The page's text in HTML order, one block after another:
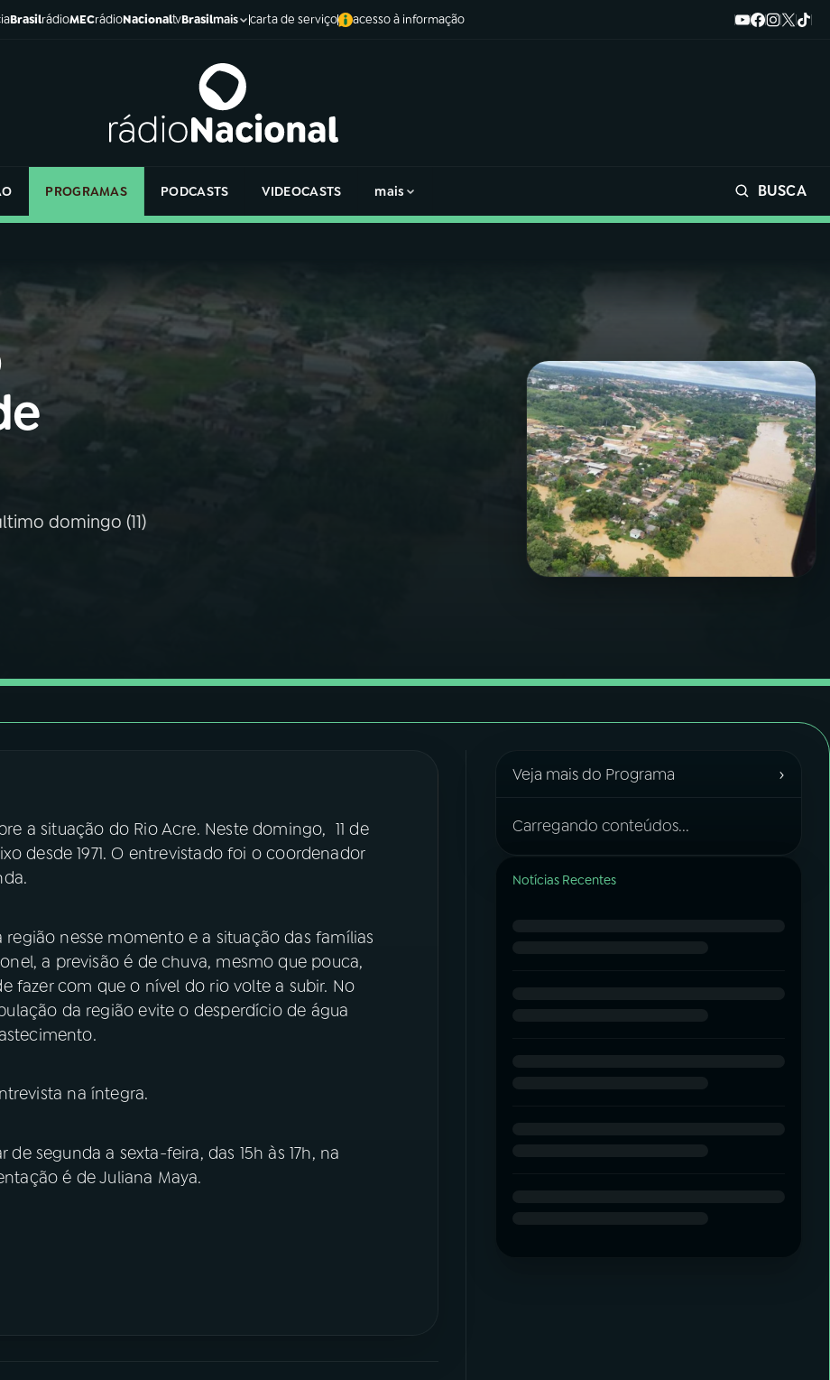
BrasilrádioMECrádioNacionaltvBrasilmais carta de serviço acesso à informação
PROGRAMAS PODCASTS VIDEOCASTS mais BUSCA
domingo (11)
a situação do Rio Acre. Neste domingo, 11 de
desde 1971. O entrevistado foi o coordenador
nesse momento e a situação das famílias
a previsão é de chuva, mesmo que pouca,
fazer com que o nível do rio volte a subir. No
da região evite o desperdício de água
na íntegra.
de segunda a sexta-feira, das 15h às 17h, na
é de Juliana Maya.
Veja mais do Programa ›
Carregando conteúdos...
Notícias Recentes